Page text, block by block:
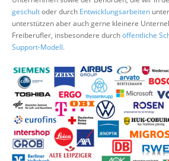
Über uns
Suche
geschultoder durch Entwicklungsarbeiten
unterstützen aber auch gerne kleinere
Freiberufler, insbesondere durchöffentliche
Support-Modell.